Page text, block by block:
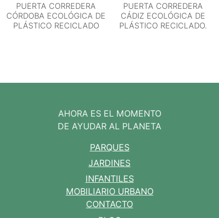
PUERTA CORREDERA
CÓRDOBA ECOLÓGICA DE
PLÁSTICO RECICLADO
PUERTA CORREDERA
CÁDIZ ECOLÓGICA DE
PLÁSTICO RECICLADO.
AHORA ES EL MOMENTO
DE AYUDAR AL PLANETA
PARQUES
JARDINES
INFANTILES
MOBILIARIO URBANO
CONTACTO